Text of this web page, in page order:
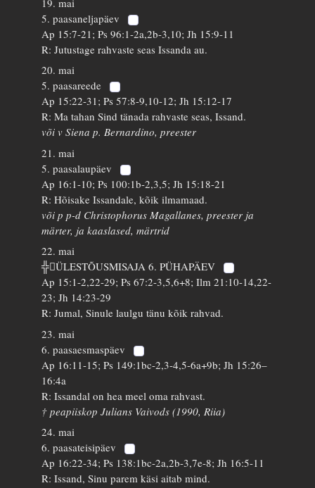
5. paasaneljapäev
Ap 15:7-21; Ps 96:1-2a,2b-3,10; Jh 15:9-11
R: Jutustage rahvaste seas Issanda au.
20. mai
5. paasareede
Ap 15:22-31; Ps 57:8-9,10-12; Jh 15:12-17
R: Ma tahan Sind tänada rahvaste seas, Issand.
või v Siena p. Bernardino, preester
21. mai
5. paasalaupäev
Ap 16:1-10; Ps 100:1b-2,3,5; Jh 15:18-21
R: Hõisake Issandale, kõik ilmamaad.
või p p-d Christophorus Magallanes, preester ja
märter, ja kaaslased, märtrid
22. mai
╬ÜLESTÕUSMISAJA 6. PÜHAPÄEV
Ap 15:1-2,22-29; Ps 67:2-3,5,6+8; Ilm 21:10-14,22-
23; Jh 14:23-29
R: Jumal, Sinule laulgu tänu kõik rahvad.
23. mai
6. paasaesmaspäev
Ap 16:11-15; Ps 149:1bc-2,3-4,5-6a+9b; Jh 15:26–
16:4a
R: Issandal on hea meel oma rahvast.
† peapiiskop Julians Vaivods (1990, Riia)
24. mai
6. paasateisipäev
Ap 16:22-34; Ps 138:1bc-2a,2b-3,7e-8; Jh 16:5-11
R: Issand, Sinu parem käsi aitab mind.